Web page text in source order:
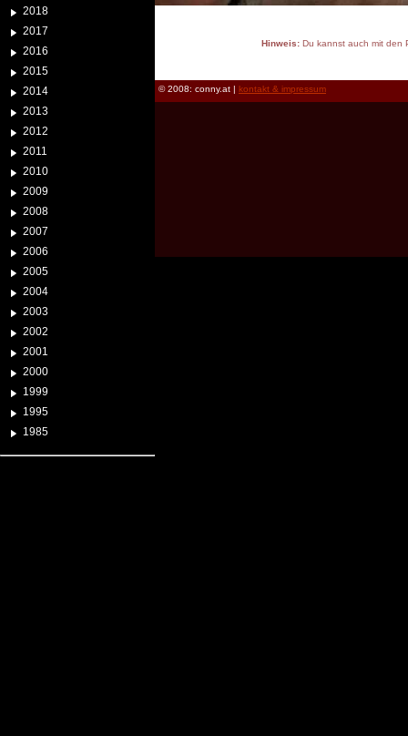
2018
2017
2016
2015
2014
2013
2012
2011
2010
2009
2008
2007
2006
2005
2004
2003
2002
2001
2000
1999
1995
1985
Hinweis:Du kannst auch mit den
© 2008: conny.at | kontakt & impressum